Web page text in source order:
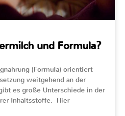
und Formula?
(Formula) orientiert
weitgehend an der
es große Unterschiede in der
Inhaltsstoffe. Hier